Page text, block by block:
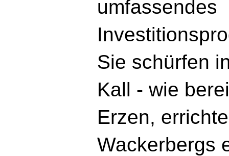
umfassendes
Sie schürfen
Kall - wie
Erzen,
Wackerbergs